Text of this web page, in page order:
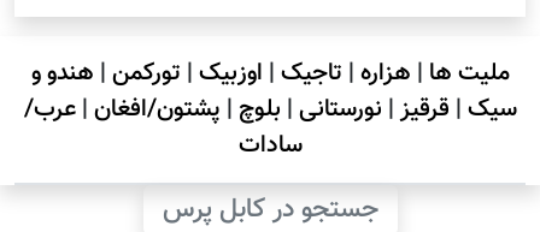
ملیت ها | هزاره| تاجیک| اوزبیک| تورکمن| هندو و
سیک| قرقیز| نورستانی| بلوچ | پشتون/افغان|عرب/
سادات
جستجو در کابل پرس